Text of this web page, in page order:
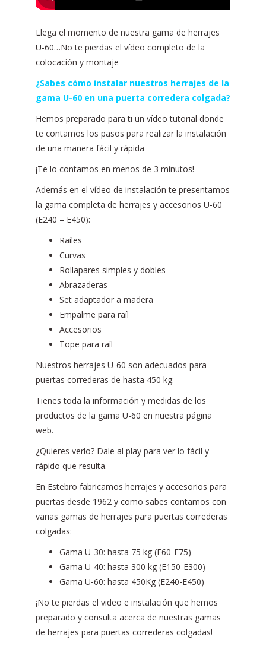
Llega el momento de nuestra gama de herrajes
U-60…No te pierdas el vídeo completo de la
colocación y montaje
¿Sabes cómo instalar nuestros herrajes de la
gama U-60 en una puerta corredera colgada?
Hemos preparado para ti un vídeo tutorial donde
te contamos los pasos para realizar la instalación
de una manera fácil y rápida
¡Te lo contamos en menos de 3 minutos!
Además en el vídeo de instalación te presentamos
la gama completa de herrajes y accesorios U-60
(E240 – E450):
Raíles
Curvas
Rollapares simples y dobles
Abrazaderas
Set adaptador a madera
Empalme para raíl
Accesorios
Tope para raíl
Nuestros herrajes U-60 son adecuados para
puertas correderas de hasta 450 kg.
Tienes toda la información y medidas de los
productos de la gama U-60 en nuestra página
web.
¿Quieres verlo? Dale al play para ver lo fácil y
rápido que resulta.
En Estebro fabricamos herrajes y accesorios para
puertas desde 1962 y como sabes contamos con
varias gamas de herrajes para puertas correderas
colgadas:
Gama U-30: hasta 75 kg (E60-E75)
Gama U-40: hasta 300 kg (E150-E300)
Gama U-60: hasta 450Kg (E240-E450)
¡No te pierdas el video e instalación que hemos
preparado y consulta acerca de nuestras gamas
de herrajes para puertas correderas colgadas!